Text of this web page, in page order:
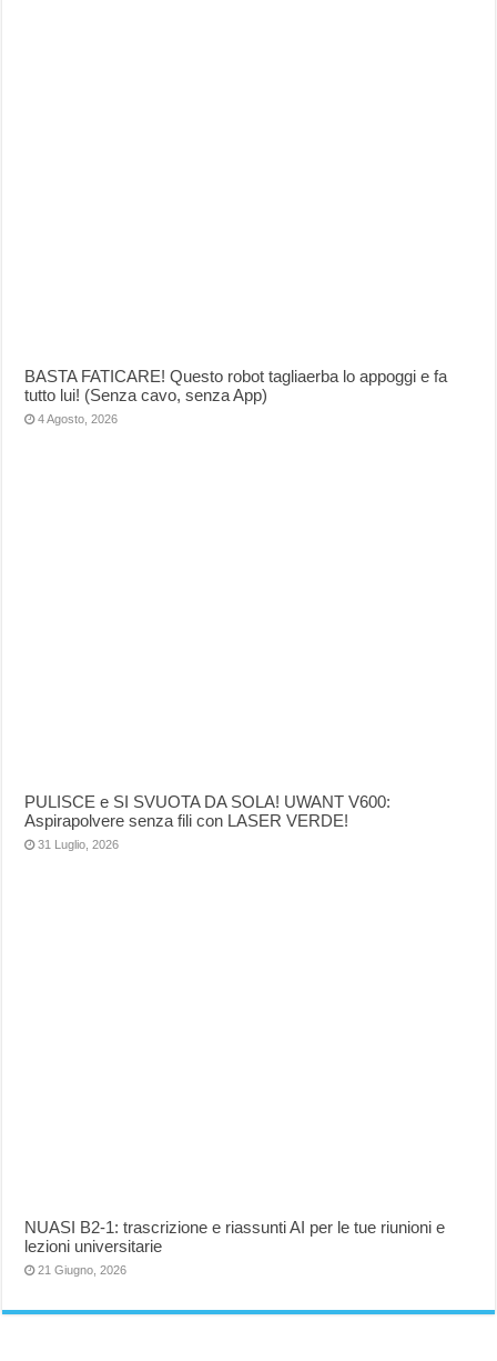
BASTA FATICARE! Questo robot tagliaerba lo appoggi e fa
tutto lui! (Senza cavo, senza App)
4 Agosto, 2026
PULISCE e SI SVUOTA DA SOLA! UWANT V600:
Aspirapolvere senza fili con LASER VERDE!
31 Luglio, 2026
NUASI B2-1: trascrizione e riassunti AI per le tue riunioni e
lezioni universitarie
21 Giugno, 2026